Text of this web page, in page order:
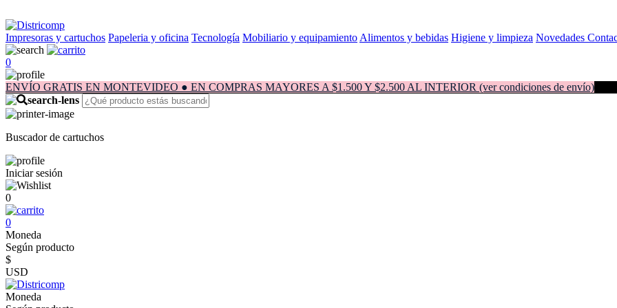
Impresoras y cartuchos Papeleria y oficina Tecnología Mobiliario y equipamiento Alimentos y bebidas Higiene y limpieza Novedades
0
ENVÍO GRATIS EN MONTEVIDEO ● EN COMPRAS MAYORES A $1.500 Y $2.500 AL INTERIOR (ver condiciones de envío)
Buscador de cartuchos
Iniciar sesión
0
0
Moneda
Según producto
$
USD
Moneda